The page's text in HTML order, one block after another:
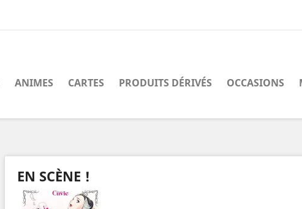
ANIMES CARTES PRODUITS DÉRIVÉS OCCASIONS
EN SCÈNE !